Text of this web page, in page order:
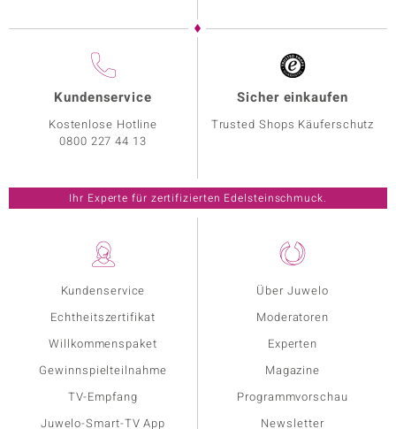
Kundenservice
Echtheitszertifikat
Willkommenspaket
Gewinnspielteilnahme
TV-Empfang
Juwelo-Smart-TV App
Über Juwelo
Moderatoren
Experten
Magazine
Programmvorschau
Newsletter
Kundenservice
Kostenlose Hotline
0800 227 44 13
Sicher einkaufen
Trusted Shops Käuferschutz
Ihr Experte für zertifizierten Edelsteinschmuck.